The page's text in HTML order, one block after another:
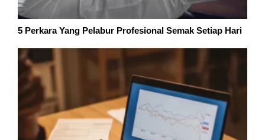
5 Perkara Yang Pelabur Profesional Semak Setiap Hari